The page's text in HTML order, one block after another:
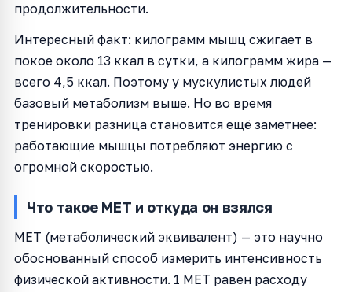
продолжительности.
Интересный факт: килограмм мышц сжигает в
покое около 13 ккал в сутки, а килограмм жира —
всего 4,5 ккал. Поэтому у мускулистых людей
базовый метаболизм выше. Но во время
тренировки разница становится ещё заметнее:
работающие мышцы потребляют энергию с
огромной скоростью.
Что такое MET и откуда он взялся
MET (метаболический эквивалент) — это научно
обоснованный способ измерить интенсивность
физической активности. 1 MET равен расходу